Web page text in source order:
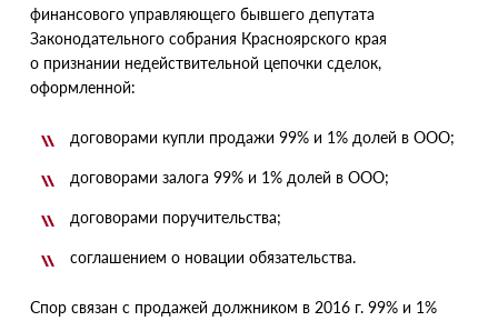
финансового управляющего бывшего депутата
Законодательного собрания Красноярского края
о признании недействительной цепочки сделок,
оформленной:
договорами купли продажи 99% и 1% долей в ООО;
договорами залога 99% и 1% долей в ООО;
договорами поручительства;
соглашением о новации обязательства.
Спор связан с продажей должником в 2016 г. 99% и 1%